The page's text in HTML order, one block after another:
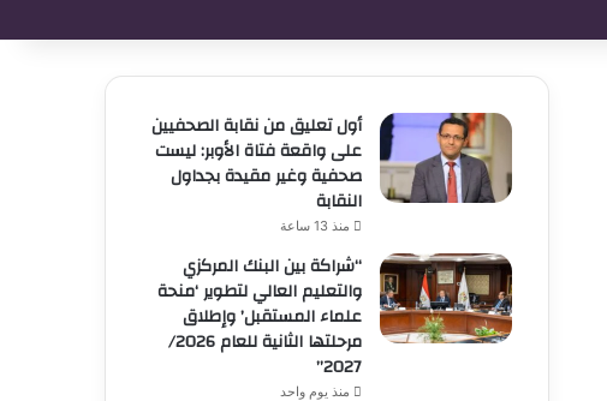
أول تعليق من نقابة الصحفيين
على واقعة فتاة الأوبر: ليست
صحفية وغير مقيدة بجداول
النقابة
منذ 13 ساعة
“شراكة بين البنك المركزي
والتعليم العالي لتطوير ‘منحة
علماء المستقبل’ وإطلاق
مرحلتها الثانية للعام 2026/
2027”
منذ يوم واحد